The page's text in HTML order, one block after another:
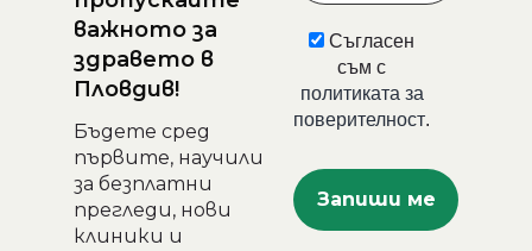
важното за
здравето в
Пловдив!
Бъдете сред
първите, научили
за безплатни
прегледи, нови
клиники и
Съгласен
съм с
политиката за
поверителност.